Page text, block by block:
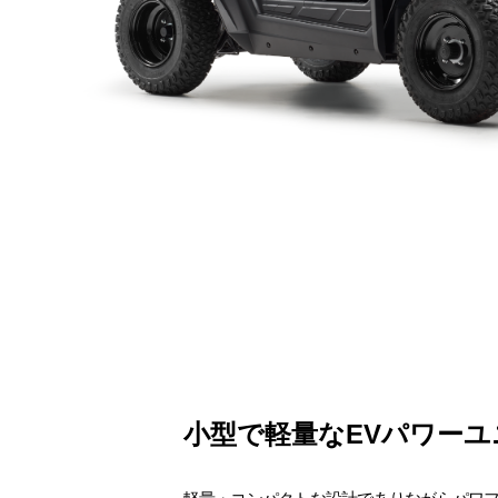
小型で軽量なEVパワー